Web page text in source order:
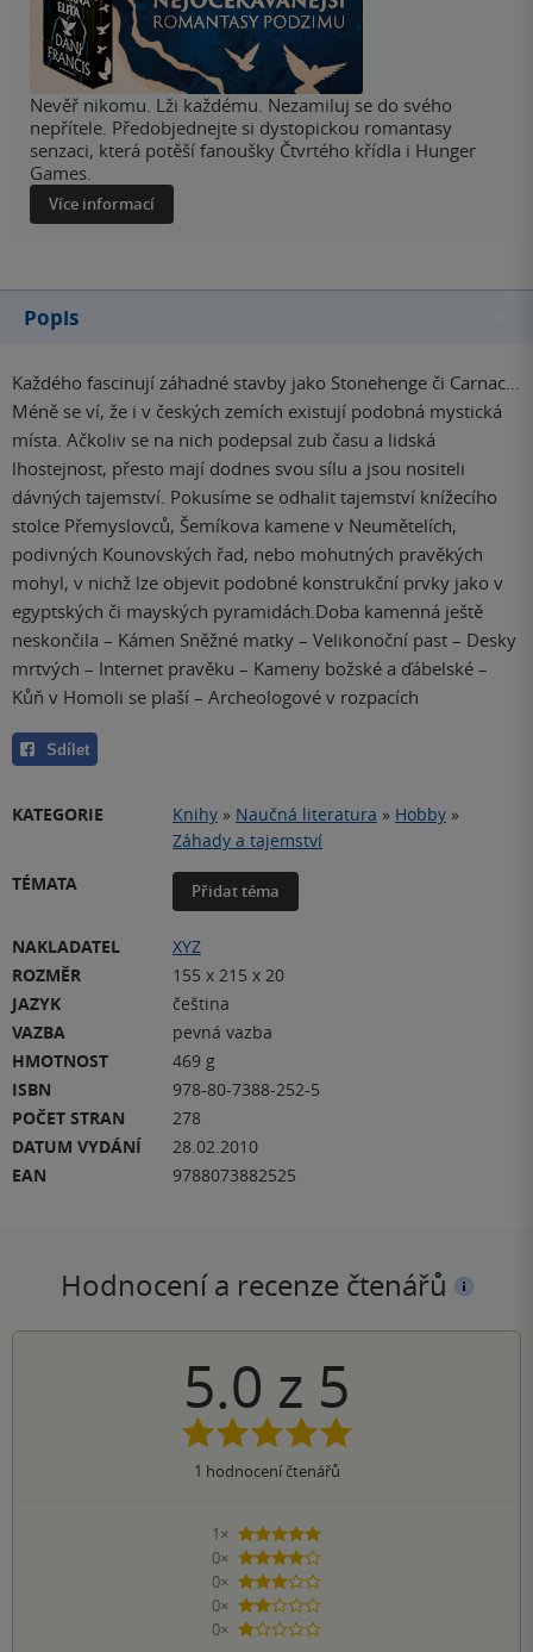
Nevěř nikomu. Lži každému. Nezamiluj se do svého
nepřítele. Předobjednejte si dystopickou romantasy
senzaci, která potěší fanoušky Čtvrtého křídla i Hunger
Games.
Více informací
Popis
Každého fascinují záhadné stavby jako Stonehenge či Carnac...
Méně se ví, že i v českých zemích existují podobná mystická
místa. Ačkoliv se na nich podepsal zub času a lidská
lhostejnost, přesto mají dodnes svou sílu a jsou nositeli
dávných tajemství. Pokusíme se odhalit tajemství knížecího
stolce Přemyslovců, Šemíkova kamene v Neumětelích,
podivných Kounovských řad, nebo mohutných pravěkých
mohyl, v nichž lze objevit podobné konstrukční prvky jako v
egyptských či mayských pyramidách.Doba kamenná ještě
neskončila – Kámen Sněžné matky – Velikonoční past – Desky
mrtvých – Internet pravěku – Kameny božské a ďábelské –
Kůň v Homoli se plaší – Archeologové v rozpacích
Sdílet
KATEGORIE Knihy » Naučná literatura » Hobby »
Záhady a tajemství
TÉMATA
Přidat téma
NAKLADATEL
XYZ
ROZMĚR
155 x 215 x 20
JAZYK
čeština
VAZBA
pevná vazba
HMOTNOST
469 g
ISBN
978-80-7388-252-5
POČET STRAN
278
DATUM VYDÁNÍ
28.02.2010
EAN
9788073882525
Hodnocení a recenze čtenářů
5.0 z 5
1 hodnocení čtenářů
1×
5 hvězdiček
0×
4 hvězdičky
0×
3 hvězdičky
0×
2 hvězdičky
0×
1 hvezdička